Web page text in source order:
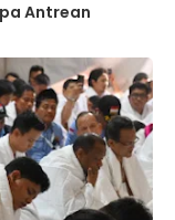
Antrean